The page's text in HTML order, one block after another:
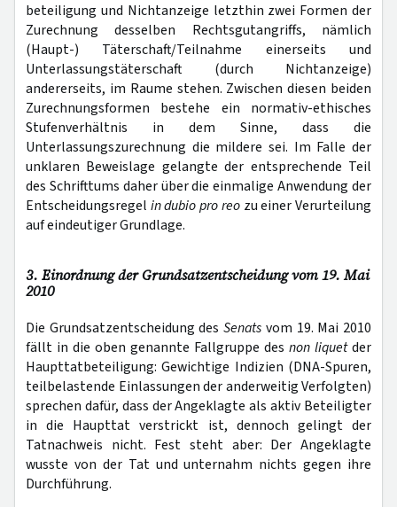
beteiligung und Nichtanzeige letzthin zwei Formen der
Zurechnung desselben Rechtsgutangriffs, nämlich
(Haupt-) Täterschaft/Teilnahme einerseits und
Unterlassungstäterschaft (durch Nichtanzeige)
andererseits, im Raume stehen. Zwischen diesen beiden
Zurechnungsformen bestehe ein normativ-ethisches
Stufenverhältnis in dem Sinne, dass die
Unterlassungszurechnung die mildere sei. Im Falle der
unklaren Beweislage gelangte der entsprechende Teil
des Schrifttums daher über die einmalige Anwendung der
Entscheidungsregel in dubio pro reozu einer Verurteilung
auf eindeutiger Grundlage.
3. Einordnung der Grundsatzentscheidung vom 19. Mai
2010
Die Grundsatzentscheidung desSenats vom 19. Mai 2010
fällt in die oben genannte Fallgruppe des non liquetder
Haupttatbeteiligung: Gewichtige Indizien (DNA-Spuren,
teilbelastende Einlassungen der anderweitig Verfolgten)
sprechen dafür, dass der Angeklagte als aktiv Beteiligter
in die Haupttat verstrickt ist, dennoch gelingt der
Tatnachweis nicht. Fest steht aber: Der Angeklagte
wusste von der Tat und unternahm nichts gegen ihre
Durchführung.